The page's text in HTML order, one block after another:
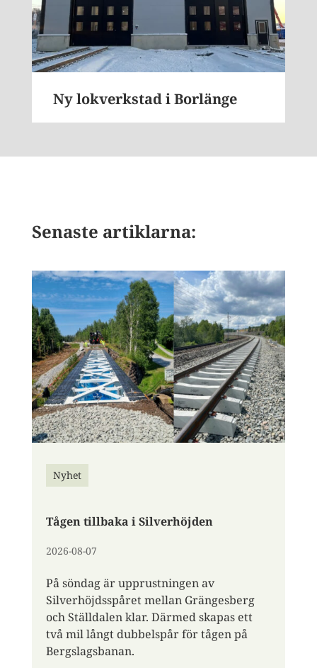
Ny lokverkstad i Borlänge
Senaste artiklarna:
Nyhet
Tågen tillbaka i Silverhöjden
2026-08-07
På söndag är upprustningen av
Silverhöjdsspåret mellan Grängesberg
och Ställdalen klar. Därmed skapas ett
två mil långt dubbelspår för tågen på
Bergslagsbanan.